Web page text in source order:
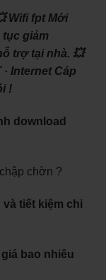
Wifi fpt Mới
giảm
trợ tại nhà. 💥
‎Internet Cáp
!
download
chờn ?
tiết kiệm chi
bao nhiêu